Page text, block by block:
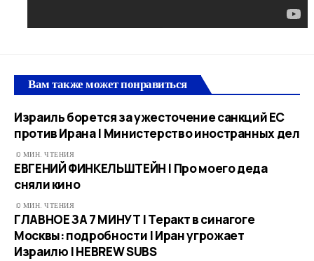
Вам также может понравиться
Израиль борется за ужесточение санкций ЕС
против Ирана | Министерство иностранных дел
0 МИН. ЧТЕНИЯ
ЕВГЕНИЙ ФИНКЕЛЬШТЕЙН | Про моего деда
сняли кино
0 МИН. ЧТЕНИЯ
ГЛАВНОЕ ЗА 7 МИНУТ | Теракт в синагоге
Москвы: подробности | Иран угрожает
Израилю | HEBREW SUBS